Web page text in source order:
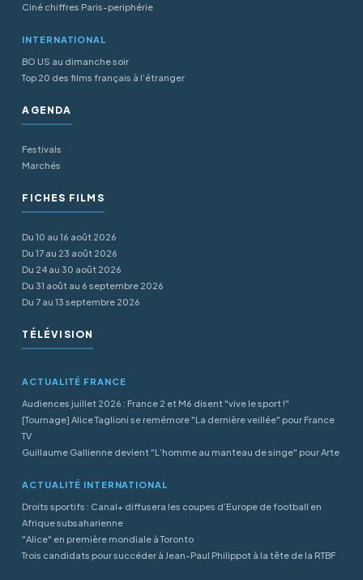
Ciné chiffres Paris-periphérie
INTERNATIONAL
BO US au dimanche soir
Top 20 des films français à l’étranger
AGENDA
Festivals
Marchés
FICHES FILMS
Du 10 au 16 août 2026
Du 17 au 23 août 2026
Du 24 au 30 août 2026
Du 31 août au 6 septembre 2026
Du 7 au 13 septembre 2026
TÉLÉVISION
ACTUALITÉ FRANCE
Audiences juillet 2026 : France 2 et M6 disent "vive le sport !"
[Tournage] Alice Taglioni se remémore "La dernière veillée" pour France
TV
Guillaume Gallienne devient "L’homme au manteau de singe" pour Arte
ACTUALITÉ INTERNATIONAL
Droits sportifs : Canal+ diffusera les coupes d’Europe de football en
Afrique subsaharienne
"Alice" en première mondiale à Toronto
Trois candidats pour succéder à Jean-Paul Philippot à la tête de la RTBF